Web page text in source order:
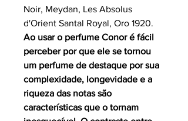
Noir, Meydan, Les Absolus
d'Orient Santal Royal, Oro 1920.
Ao usar o perfume Conor é fácil
perceber por que ele se tornou
um perfume de destaque por sua
complexidade, longevidade e a
riqueza das notas são
características que o tornam